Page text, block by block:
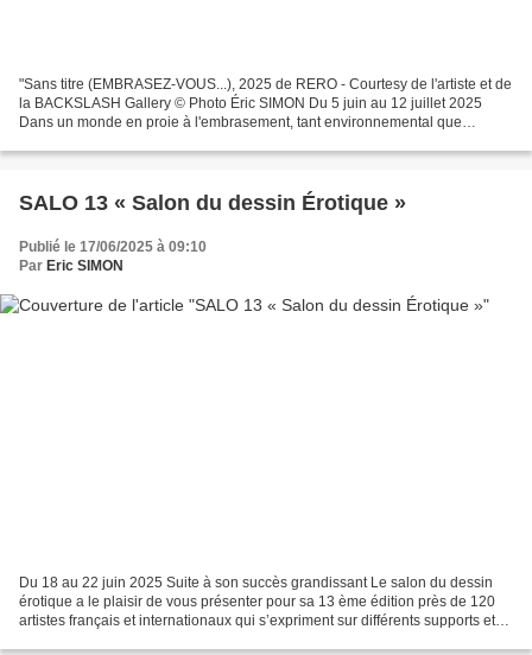
"Sans titre (EMBRASEZ-VOUS...), 2025 de RERO - Courtesy de l'artiste et de
la BACKSLASH Gallery © Photo Éric SIMON Du 5 juin au 12 juillet 2025
Dans un monde en proie à l'embrasement, tant environnemental que
SALO 13 « Salon du dessin Érotique »
Publié le 17/06/2025 à 09:10
Par Eric SIMON
Du 18 au 22 juin 2025 Suite à son succès grandissant Le salon du dessin
érotique a le plaisir de vous présenter pour sa 13 ème édition près de 120
artistes français et internationaux qui s’expriment sur différents supports et